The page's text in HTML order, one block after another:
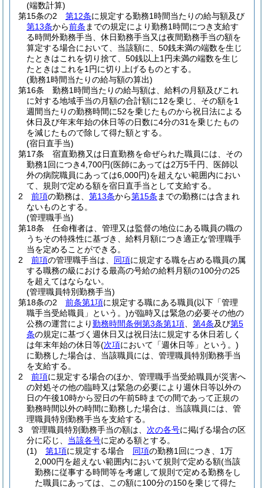
(端数計算)
第15条の2
第12条に規定する勤務1時間当たりの給与額及び
第13条から前条 までの規定により勤務1時間につき支給す
る時間外勤務手当、休日勤務手当又は夜間勤務手当の額を
算定する場合において、当該額に、50銭未満の端数を生じ
たときはこれを切り捨て、50銭以上1円未満の端数を生じ
たときはこれを1円に切り上げるものとする。
(勤務1時間当たりの給与額の算出)
第16条
勤務1時間当たりの給与額は、給料の月額及びこれ
に対する地域手当の月額の合計額に12を乗じ、その額を1
週間当たりの勤務時間に52を乗じたものから祝日法による
休日及び年末年始の休日等の日数に4分の31を乗じたもの
を減じたもので除して得た額とする。
(宿日直手当)
第17条
宿直勤務又は日直勤務を命ぜられた職員には、その
勤務1回につき4,700円(医師にあっては2万5千円、医師以
外の病院職員にあっては6,000円)を超えない範囲内におい
て、規則で定める額を宿日直手当として支給する。
2
前項の勤務は、 第13条から第15条 までの勤務には含まれ
ないものとする。
(管理職手当)
第18条
任命権者は、管理又は監督の地位にある職員の職の
うちその特殊性に基づき、給料月額につき適正な管理職手
当を定めることができる。
2
前項の管理職手当は、 同項に規定する職を占める職員の属
する職務の級における最高の号給の給料月額の100分の25
を超えてはならない。
(管理職員特別勤務手当)
第18条の2
前条第1項に規定する職にある職員(以下「管理
職手当受給職員」という。)が臨時又は緊急の必要その他の
公務の運営により勤務時間条例第3条第1項 第4条及び第5
条の規定に基づく週休日又は祝日法に規定する休日若しく
は年末年始の休日等(次項において「週休日等」という。)
に勤務した場合は、当該職員には、管理職員特別勤務手当
を支給する。
2
前項に規定する場合のほか、管理職手当受給職員が災害へ
の対処その他の臨時又は緊急の必要により週休日等以外の
日の午後10時から翌日の午前5時までの間であって正規の
勤務時間以外の時間に勤務した場合は、当該職員には、管
理職員特別勤務手当を支給する。
3
管理職員特別勤務手当の額は、 次の各号に掲げる場合の区
分に応じ、 当該各号に定める額とする。
(1)
第1項に規定する場合 同項の勤務1回につき、1万
2,000円を超えない範囲内において規則で定める額(当該
勤務に従事する時間等を考慮して規則で定める勤務をし
た職員にあっては、この額に100分の150を乗じて得た